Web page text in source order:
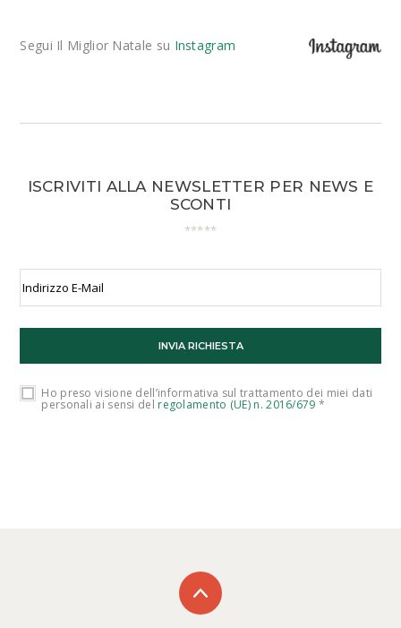
Segui Il Miglior Natale su Instagram
ISCRIVITI ALLA NEWSLETTER PER NEWS E
SCONTI
Ho preso visione dell’informativa sul trattamento dei miei dati
personali ai sensi del regolamento (UE) n. 2016/679 *